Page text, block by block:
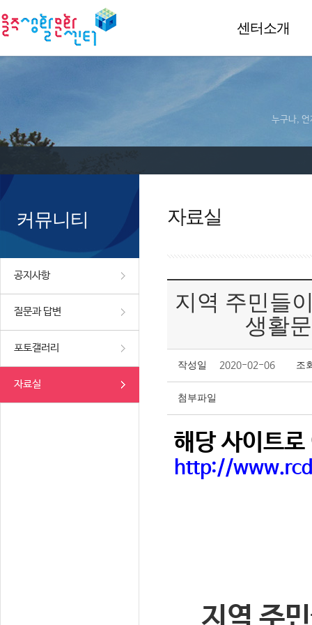
센터소개
누구나, 언
커뮤니티
공지사항
질문과 답변
포토갤러리
자료실
자료실
지역 주민들
생활
작성일 2020-02-06 조
첨부파일
해당 사이트
http://